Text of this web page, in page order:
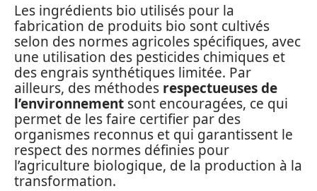
Les ingrédients bio utilisés pour la
fabrication de produits bio sont cultivés
selon des normes agricoles spécifiques, avec
une utilisation des pesticides chimiques et
des engrais synthétiques limitée. Par
ailleurs, des méthodes respectueuses de
l’environnement sont encouragées, ce qui
permet de les faire certifier par des
organismes reconnus et qui garantissent le
respect des normes définies pour
l’agriculture biologique, de la production à la
transformation.